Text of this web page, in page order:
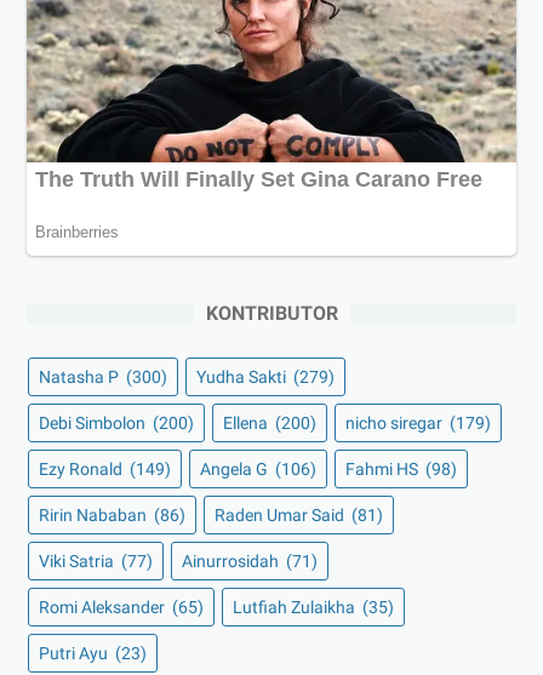
KONTRIBUTOR
Natasha P (300) Yudha Sakti (279)
Debi Simbolon (200) Ellena (200) nicho siregar (179)
Ezy Ronald (149) Angela G (106) Fahmi HS (98)
Ririn Nababan (86) Raden Umar Said (81)
Viki Satria (77) Ainurrosidah (71)
Romi Aleksander (65) Lutfiah Zulaikha (35)
Putri Ayu (23)